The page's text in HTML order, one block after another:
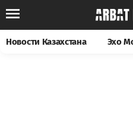
Новости Казахстана Эхо